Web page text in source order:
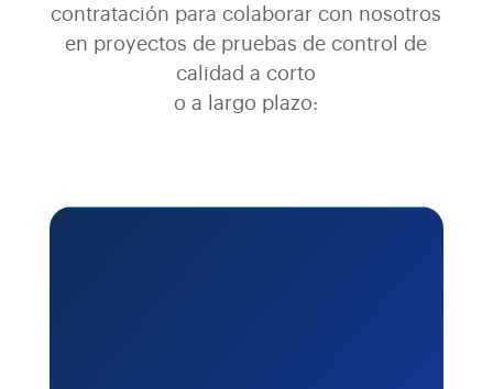
contratación para colaborar con nosotros
en proyectos de pruebas de control de
calidad a corto
o a largo plazo: